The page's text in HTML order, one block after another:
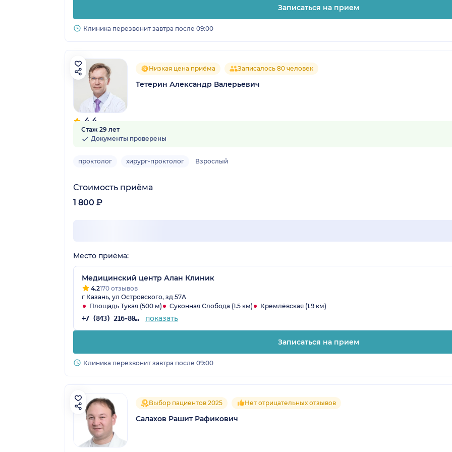
Записаться на прием
Клиника перезвонит завтра после 09:00
4.4
7 отзывов
Низкая цена приёма Записалось 80 человек
Тетерин Александр Валерьевич
Стаж 29 лет
Документы проверены
проктолог хирург-проктолог Взрослый
Стоимость приёма
1 800 ₽
Место приёма:
Медицинский центр Алан Клиник
4.2170 отзывов
г Казань, ул Островского, зд 57А
Площадь Тукая (500 м)
Суконная Слобода (1.5 км) Кремлёвская (1.9 км)
+7 (843) 216-80-28 показать
Записаться на прием
Клиника перезвонит завтра после 09:00
Выбор пациентов 2025 Нет отрицательных отзывов
Салахов Рашит Рафикович